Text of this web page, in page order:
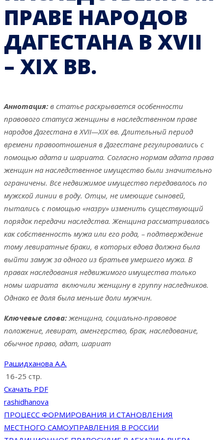
ПРАВЕ НАРОДОВ
ДАГЕСТАНА В XVII
– XIX ВВ.
Аннотация: в статье раскрывается особенности
правового статуса женщины в наследственном праве
народов Дагестана вXVII—XIXвв. Длительный период
времени правоотношения в Дагестане регулировались с
помощью адата и шариата. Согласно нормам адата права
женщин на наследственное имущество были значительно
ограничены. Все недвижимое имущество передавалось по
мужской линии в роду. Отцы, не имеющие сыновей,
пытались с помощью «назру» изменить существующий
порядок передачи наследства. Женщина рассматривалась
как собственность мужа или его рода, – подтверждение
тому левиратные браки, в которых вдова должна была
выйти замуж за одного из братьев умершего мужа. В
правах наследования недвижимого имущества только
номы шариата включили женщину в группу наследников.
Однако ее доля была меньше доли мужчин.
Ключевые слова:женщина, социально-правовое
положение, левират, аменгерство, брак, наследование,
обычное право, адат, шариат
Рашидханова А.А.
16-25 стр.
Скачать PDF
rashidhanova
Навигация
ПРОЦЕСС ФОРМИРОВАНИЯ И СТАНОВЛЕНИЯ
МЕСТНОГО САМОУПРАВЛЕНИЯ В РОССИИ